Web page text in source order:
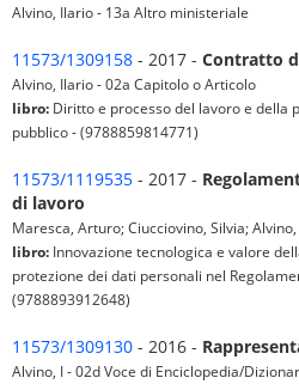
Alvino, Ilario - 13a Altro ministeriale
11573/1309158 - 2017 - Contratto
Alvino, Ilario - 02a Capitolo o Articolo
libro: Diritto e processo del lavoro e della
pubblico - (9788859814771)
11573/1119535 - 2017 -
di lavoro
Maresca, Arturo; Ciucciovino, Silvia;
libro: Innovazione tecnologica e valore
protezione dei dati personali nel
(9788893912648)
11573/1309130 - 2016 -
Alvino, I - 02d Voce di Enciclopedia/